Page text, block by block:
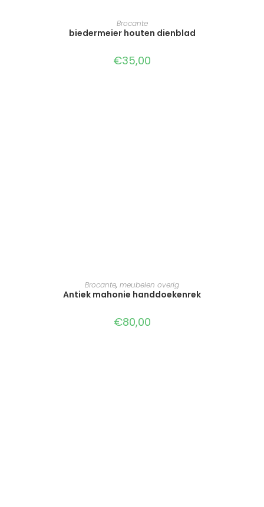
TOEVOEGEN AAN WINKELWAGEN
Brocante
biedermeier houten dienblad
€35,00
TOEVOEGEN AAN WINKELWAGEN
Brocante, meubelen overig
Antiek mahonie handdoekenrek
€80,00